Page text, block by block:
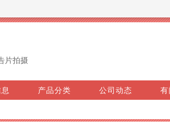
片拍摄
产品分类 公司动态